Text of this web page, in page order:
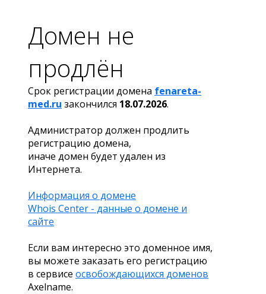
Домен не
продлён
Срок регистрации домена fenareta-
med.ru закончился 18.07.2026.
Администратор должен продлить
регистрацию домена,
иначе домен будет удален из
Интернета.
Информация о домене
Whois Center - данные о домене и
сайте
Если вам интересно это доменное имя,
вы можете заказать его регистрацию
в сервисе освобождающихся доменов
Axelname.